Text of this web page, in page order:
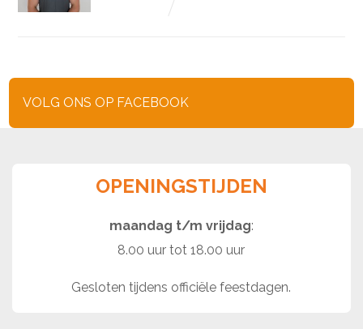
VOLG ONS OP FACEBOOK
OPENINGSTIJDEN
maandag t/m vrijdag:
8.00 uur tot 18.00 uur
Gesloten tijdens officiële feestdagen.